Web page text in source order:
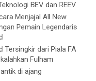
BEV dan REEV
Menjajal All New
Pemain Legendaris
Tersingkir dari Piala FA
Fulham
di ajang